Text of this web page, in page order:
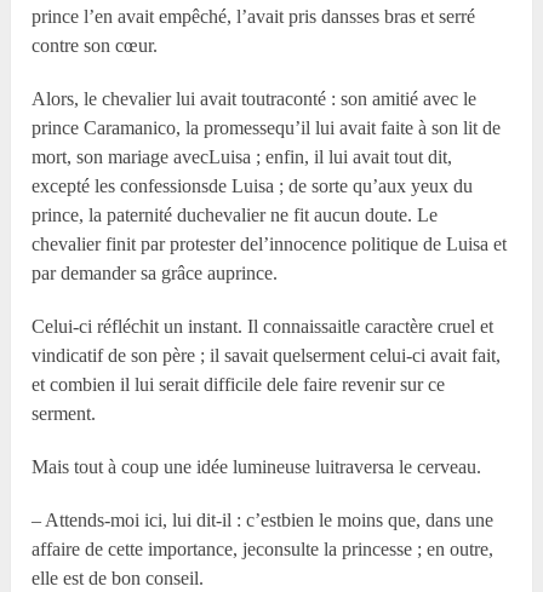
prince l’en avait empêché, l’avait pris dansses bras et serré
contre son cœur.
Alors, le chevalier lui avait toutraconté : son amitié avec le
prince Caramanico, la promessequ’il lui avait faite à son lit de
mort, son mariage avecLuisa ; enfin, il lui avait tout dit,
excepté les confessionsde Luisa ; de sorte qu’aux yeux du
prince, la paternité duchevalier ne fit aucun doute. Le
chevalier finit par protester del’innocence politique de Luisa et
par demander sa grâce auprince.
Celui-ci réfléchit un instant. Il connaissaitle caractère cruel et
vindicatif de son père ; il savait quelserment celui-ci avait fait,
et combien il lui serait difficile dele faire revenir sur ce
serment.
Mais tout à coup une idée lumineuse luitraversa le cerveau.
– Attends-moi ici, lui dit-il : c’estbien le moins que, dans une
affaire de cette importance, jeconsulte la princesse ; en outre,
elle est de bon conseil.